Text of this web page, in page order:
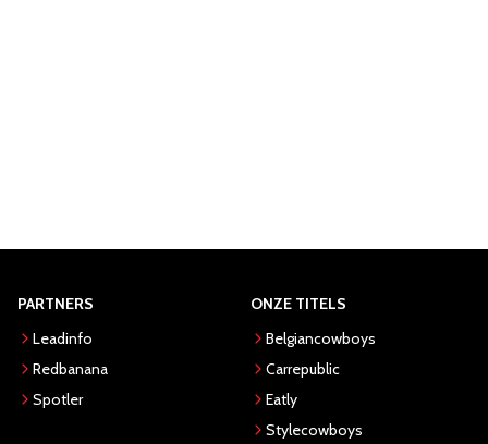
PARTNERS
Leadinfo
Redbanana
Spotler
ONZE TITELS
Belgiancowboys
Carrepublic
Eatly
Stylecowboys